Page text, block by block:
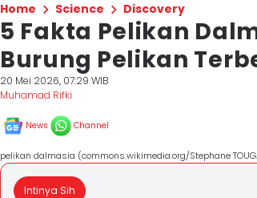
Home Science Discovery
5 Fakta Pelikan
Burung Pelikan
20 Mei 2026, 07:29 WIB
Muhamad Rifki
News Channel
pelikan dalmasia (commons.wikimedia.org/Stephane
Intinya Sih